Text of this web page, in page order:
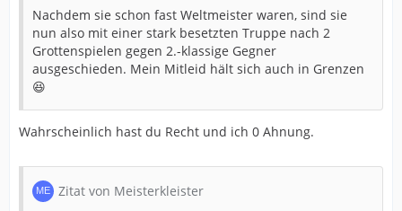
Nachdem sie schon fast Weltmeister waren, sind sie
nun also mit einer stark besetzten Truppe nach 2
Grottenspielen gegen 2.-klassige Gegner
ausgeschieden. Mein Mitleid hält sich auch in Grenzen
😆
Wahrscheinlich hast du Recht und ich 0 Ahnung.
Zitat von Meisterkleister